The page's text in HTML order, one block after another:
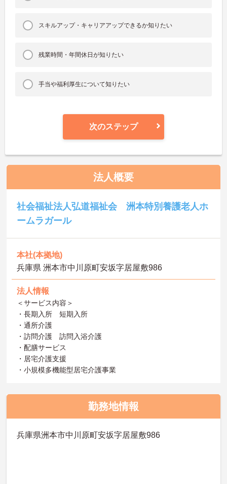
スキルアップ・キャリアアップできるか知りたい
残業時間・年間休日が知りたい
手当や福利厚生について知りたい
次のステップ
法人概要
社会福祉法人弘道福祉会 洲本特別養護老人ホ
ームラガール
本社(本拠地)
兵庫県 洲本市中川原町安坂字居屋敷986
法人情報
＜サービス内容＞
・長期入所 短期入所
・通所介護
・訪問介護 訪問入浴介護
・配膳サービス
・居宅介護支援
・小規模多機能型居宅介護事業
勤務地情報
兵庫県洲本市中川原町安坂字居屋敷986